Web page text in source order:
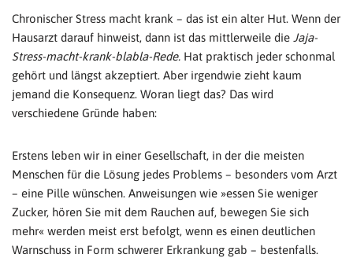
Chronischer Stress macht krank – das ist ein alter Hut. Wenn der
Hausarzt darauf hinweist, dann ist das mittlerweile die Jaja-
Stress-macht-krank-blabla-Rede. Hat praktisch jeder schonmal
gehört und längst akzeptiert. Aber irgendwie zieht kaum
jemand die Konsequenz. Woran liegt das? Das wird
verschiedene Gründe haben:
Erstens leben wir in einer Gesellschaft, in der die meisten
Menschen für die Lösung jedes Problems – besonders vom Arzt
– eine Pille wünschen. Anweisungen wie »essen Sie weniger
Zucker, hören Sie mit dem Rauchen auf, bewegen Sie sich
mehr« werden meist erst befolgt, wenn es einen deutlichen
Warnschuss in Form schwerer Erkrankung gab – bestenfalls.